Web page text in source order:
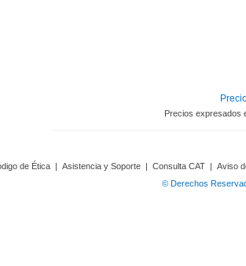
Precios expresados
de Ética | Asistencia y Soporte | Consulta CAT | Aviso
© Derechos